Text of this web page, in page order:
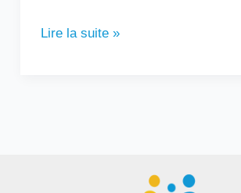
Lire la suite »